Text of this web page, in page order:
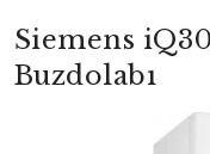
Siemens
Buzdolabı